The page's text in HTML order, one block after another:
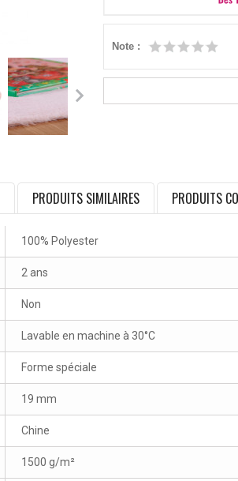
Note :
PRODUITS SIMILAIRES PRODUITS
100% Polyester
2 ans
Non
Lavable en machine à 30°C
Forme spéciale
19 mm
Chine
1500 g/m²